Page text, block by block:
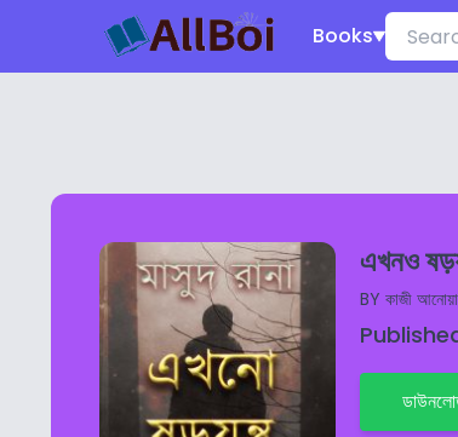
Books
এখনও
BY কাজী